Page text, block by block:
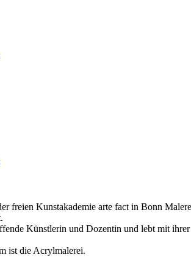
freien Kunstakademie arte fact in Bonn
Künstlerin und Dozentin und lebt mit ihrer
ist die Acrylmalerei.